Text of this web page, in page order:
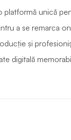
platformă unică
a se remarca
și
digitală